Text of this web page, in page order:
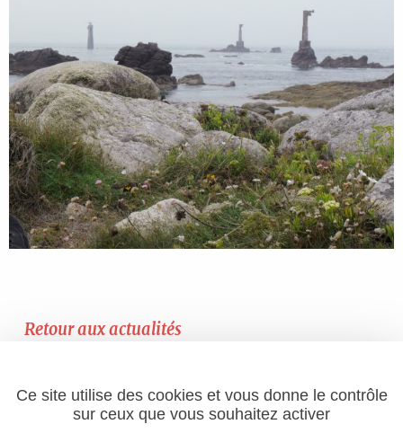
Retour aux actualités
Ce site utilise des cookies et vous donne le contrôle
sur ceux que vous souhaitez activer